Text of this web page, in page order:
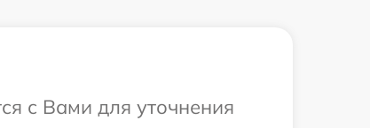
с Вами для уточнения